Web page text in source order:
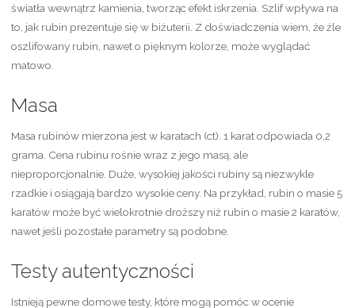
światła wewnątrz kamienia, tworząc efekt iskrzenia. Szlif wpływa na
to, jak rubin prezentuje się w biżuterii. Z doświadczenia wiem, że źle
oszlifowany rubin, nawet o pięknym kolorze, może wyglądać
matowo.
Masa
Masa rubinów mierzona jest w karatach (ct). 1 karat odpowiada 0,2
grama. Cena rubinu rośnie wraz z jego masą, ale
nieproporcjonalnie. Duże, wysokiej jakości rubiny są niezwykle
rzadkie i osiągają bardzo wysokie ceny. Na przykład, rubin o masie 5
karatów może być wielokrotnie droższy niż rubin o masie 2 karatów,
nawet jeśli pozostałe parametry są podobne.
Testy autentyczności
Istnieją pewne domowe testy, które mogą pomóc w ocenie